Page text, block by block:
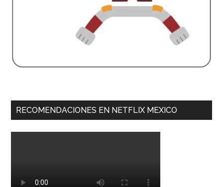
RECOMENDACIONES EN NETFLIX MEXICO